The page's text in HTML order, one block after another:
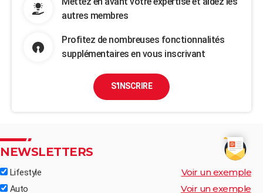
autres membres
Profitez de nombreuses fonctionnalités
supplémentaires en vous inscrivant
S'INSCRIRE
NEWSLETTERS
Lifestyle Voir un exemple
Auto Voir un exemple